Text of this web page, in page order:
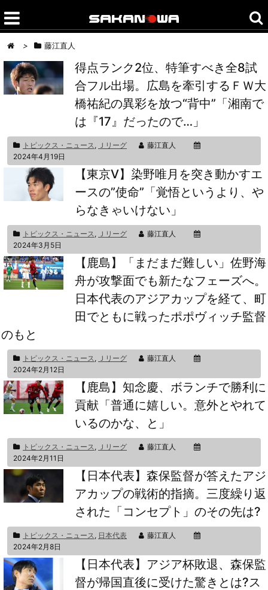
> 藤江直人
得点ランク2位、特筆すべき全8試
合フル出場。広島を牽引するＦＷ大
橋祐紀の異彩を放つ“背中”「湘南で
は『17』だったので…」
トピックス・ニュース, Ｊリーグ
藤江直人
2024年4月19日
【東京V】染野唯月を突き動かすエ
ースの”使命”「覚悟というより、や
らなきゃいけない」
トピックス・ニュース, Ｊリーグ
藤江直人
2024年3月5日
【鹿島】「まだまだ難しい」佐野海
舟が攻撃面でも新たなフェーズへ。
日本代表のアジアカップを経て、町
田でともに戦ったポポヴィッチ監督
のもと
トピックス・ニュース, Ｊリーグ
藤江直人
2024年2月12日
【鹿島】知念慶、ボランチで勝利に
貢献「普通に嬉しい。意外とやれて
いるのかな、と」
トピックス・ニュース, Ｊリーグ
藤江直人
2024年2月11日
【日本代表】森保監督が答えたアジ
アカップの戦術的指摘。三度繰り返
された「コンセプト」のその先は?
トピックス・ニュース, 日本代表
藤江直人
2024年2月8日
【日本代表】アジア杯敗退、森保監
督が帰国直後に受けた驚きとは?ス